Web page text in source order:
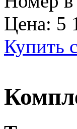
Цена: 5
Купить